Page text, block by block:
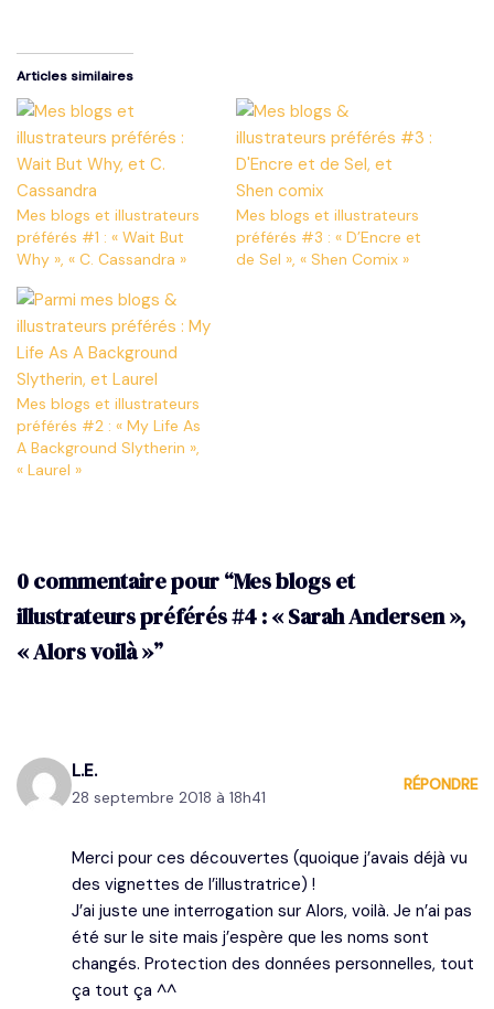
Articles similaires
Mes blogs et illustrateurs
préférés #1 : « Wait But
Why », « C. Cassandra »
Mes blogs et illustrateurs
préférés #3 : « D’Encre et
de Sel », « Shen Comix »
Mes blogs et illustrateurs
préférés #2 : « My Life As
A Background Slytherin »,
« Laurel »
0 commentaire pour “Mes blogs et
illustrateurs préférés #4 : « Sarah Andersen »,
« Alors voilà »”
L.E.
28 septembre 2018 à 18h41
RÉPONDRE
Merci pour ces découvertes (quoique j’avais déjà vu
des vignettes de l’illustratrice) !
J’ai juste une interrogation sur Alors, voilà. Je n’ai pas
été sur le site mais j’espère que les noms sont
changés. Protection des données personnelles, tout
ça tout ça ^^